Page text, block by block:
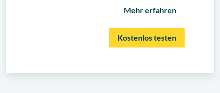
Mehr erfahren
Kostenlos testen